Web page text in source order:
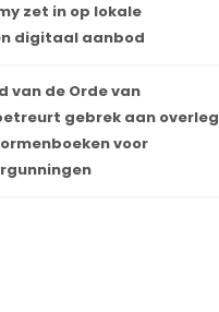
zet in op lokale
digitaal aanbod
van de Orde van
gebrek aan overleg
voor